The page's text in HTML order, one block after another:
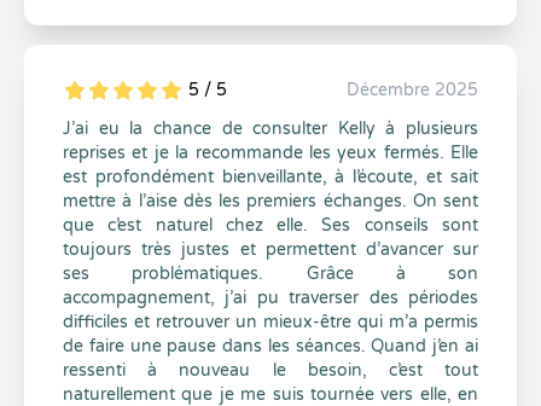
5
1
5
0 5 / 5
Décembre 2025
J’ai eu la chance de consulter Kelly à plusieurs
reprises et je la recommande les yeux fermés. Elle
est profondément bienveillante, à l’écoute, et sait
mettre à l’aise dès les premiers échanges. On sent
que c’est naturel chez elle. Ses conseils sont
toujours très justes et permettent d’avancer sur
ses problématiques. Grâce à son
accompagnement, j’ai pu traverser des périodes
difficiles et retrouver un mieux-être qui m’a permis
de faire une pause dans les séances. Quand j’en ai
ressenti à nouveau le besoin, c’est tout
naturellement que je me suis tournée vers elle, en